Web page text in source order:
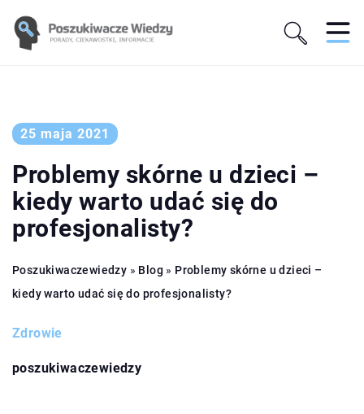
25 maja 2021
Problemy skórne u dzieci –
kiedy warto udać się do
profesjonalisty?
Poszukiwaczewiedzy » Blog » Problemy skórne u dzieci –
kiedy warto udać się do profesjonalisty?
Zdrowie
poszukiwaczewiedzy